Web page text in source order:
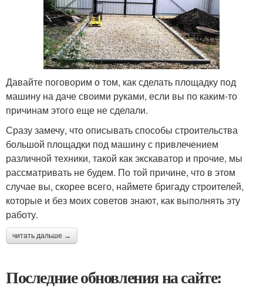
Давайте поговорим о том, как сделать площадку под
машину на даче своими руками, если вы по каким-то
причинам этого еще не сделали.
Сразу замечу, что описывать способы строительства
большой площадки под машину с привлечением
различной техники, такой как экскаватор и прочие, мы
рассматривать не будем. По той причине, что в этом
случае вы, скорее всего, наймете бригаду строителей,
которые и без моих советов знают, как выполнять эту
работу.
читать дальше →
Последние обновления на сайте: